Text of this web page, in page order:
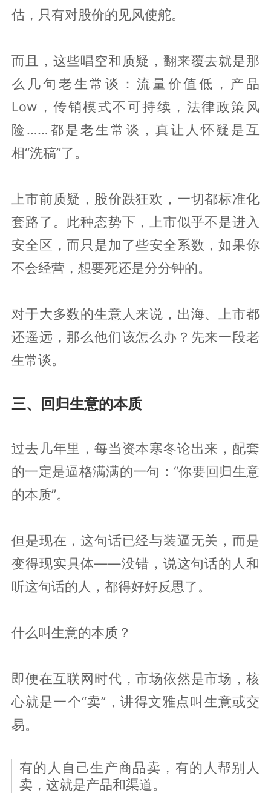
估，只有对股价的见风使舵。
而且，这些唱空和质疑，翻来覆去就是那
么几句老生常谈：流量价值低，产品
Low，传销模式不可持续，法律政策风
险……都是老生常谈，真让人怀疑是互
相“洗稿”了。
上市前质疑，股价跌狂欢，一切都标准化
套路了。此种态势下，上市似乎不是进入
安全区，而只是加了些安全系数，如果你
不会经营，想要死还是分分钟的。
对于大多数的生意人来说，出海、上市都
还遥远，那么他们该怎么办？先来一段老
生常谈。
三、回归生意的本质
过去几年里，每当资本寒冬论出来，配套
的一定是逼格满满的一句：“你要回归生意
的本质”。
但是现在，这句话已经与装逼无关，而是
变得现实具体——没错，说这句话的人和
听这句话的人，都得好好反思了。
什么叫生意的本质？
即便在互联网时代，市场依然是市场，核
心就是一个“卖”，讲得文雅点叫生意或交
易。
有的人自己生产商品卖，有的人帮别人
卖，这就是产品和渠道。